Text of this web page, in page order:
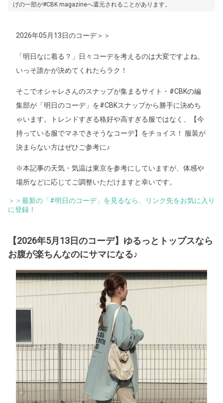
げの一部が#CBK magazineへ還元されることがあります。
2026年05月13日のコーデ＞＞
「明日なに着る？」日々コーデを考えるのは大変ですよね。
いっそ誰かが決めてくれたらラク！
そこでオシャレさんのスナップが集まるサイト・#CBKの編
集部が「明日のコーデ」を#CBKスナップから勝手に決めち
ゃいます。トレンドすぎる格好や高すぎる服ではなく、【今
持っている服でマネできそうなコーデ】をチョイス！ 服装が
決まらない方はぜひご参考に♪
※本記事の天気・気温は東京を参考にしていますが、体感や
場所などに応じてご調整いただけますと幸いです。
＞＞最新の「#明日のコーデ」を見るなら、リンク先をお気に入り
に登録！
【2026年5月13日のコーデ】ゆるっとトップスなら
お腹が楽ちんなのにサマになる♪